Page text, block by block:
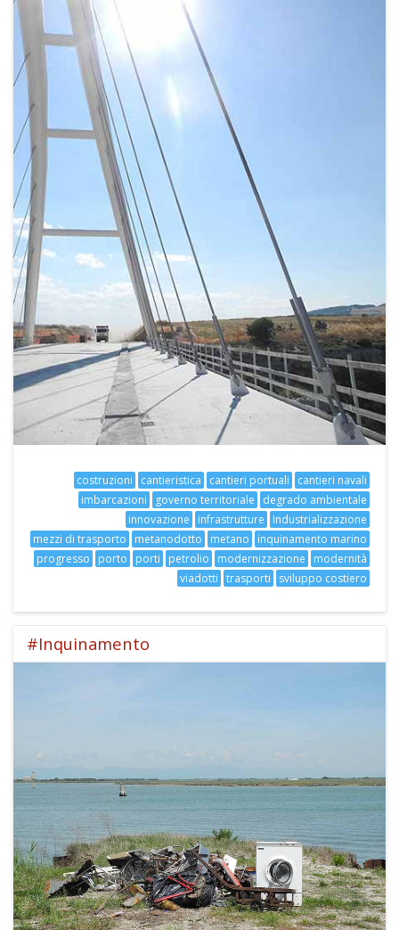
cantieri navali
cantieri portuali
cantieristica
costruzioni
degrado ambientale
governo territoriale
imbarcazioni
Industrializzazione
infrastrutture
innovazione
inquinamento marino
metano
metanodotto
mezzi di trasporto
modernità
modernizzazione
petrolio
porti
porto
progresso
sviluppo costiero
trasporti
viadotti
#Inquinamento